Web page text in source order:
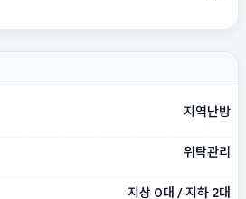
지역난방
위탁관리
지상 0대 / 지하 2대